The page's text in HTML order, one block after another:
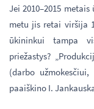
Jei 2010–2015
metu jis retai viršija
ūkininkui tampa
priežastys?
(darbo
paaiškino I.